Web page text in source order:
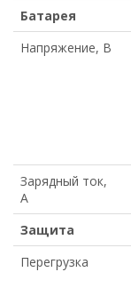
Батарея
Напряжение, В
Зарядный ток,
А
Защита
Перегрузка